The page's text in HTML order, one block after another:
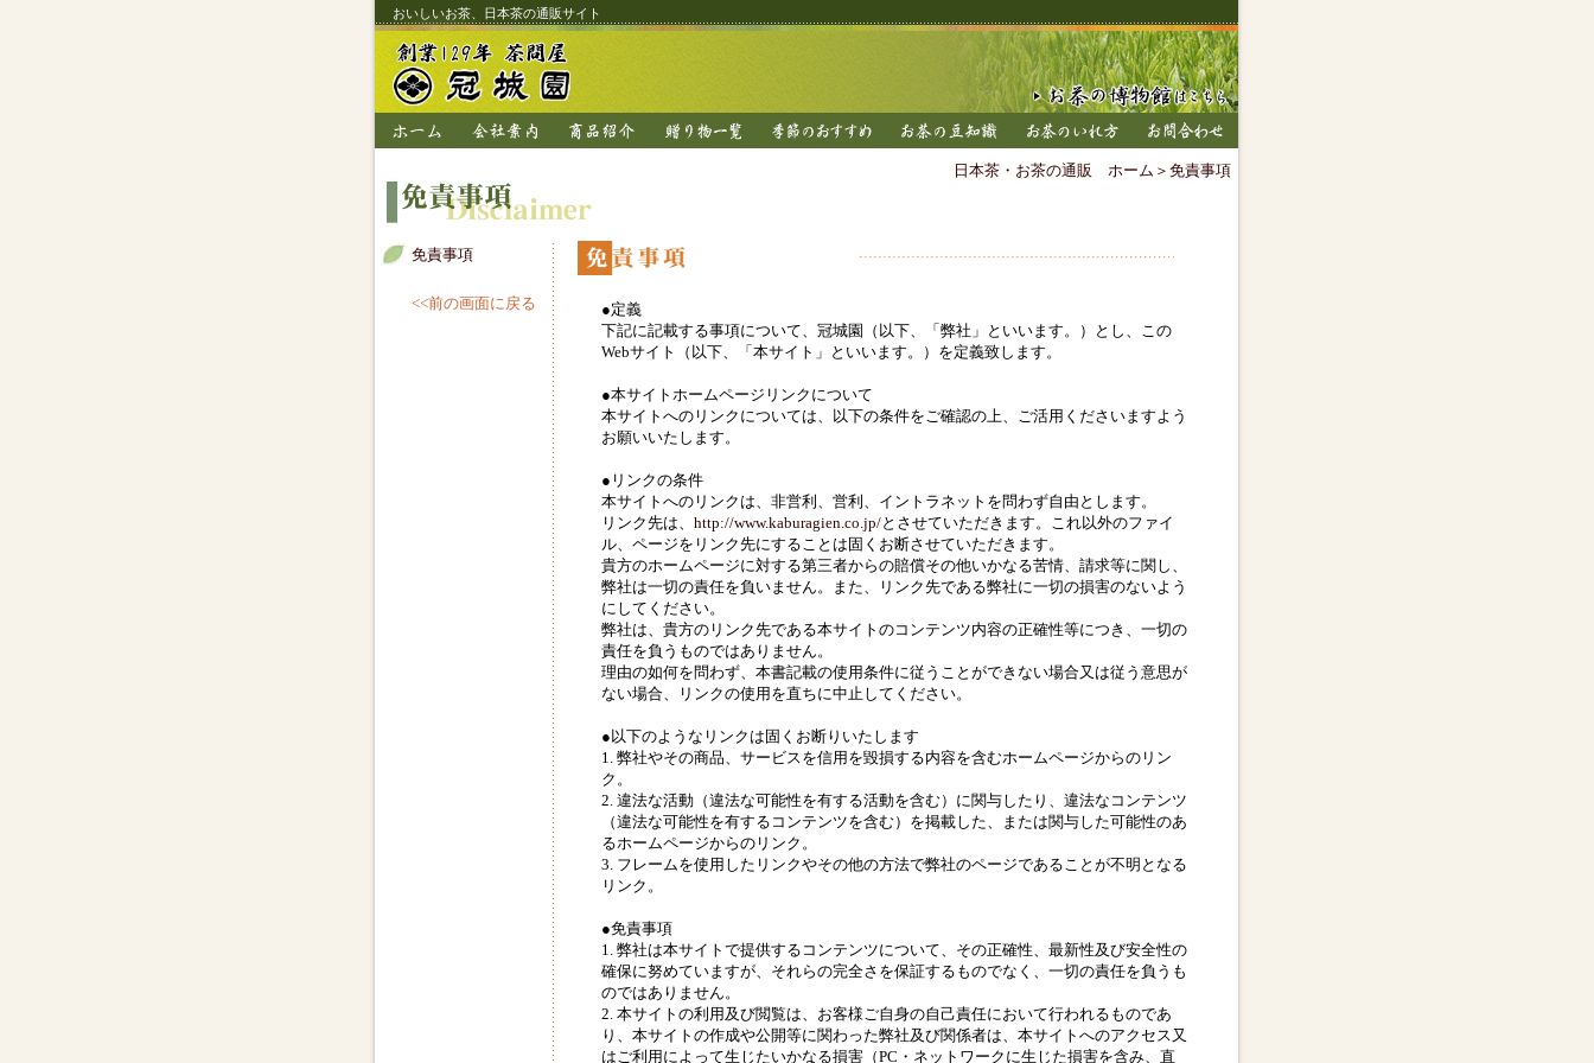
おいしいお茶、日本茶の通販サイト
日本茶・お茶の通販 ホーム ＞免責事項
免責事項
<<前の画面に戻る
●定義
下記に記載する事項について、冠城園（以下、「弊社」といいます。）とし、この
Webサイト（以下、「本サイト」といいます。）を定義致します。
●本サイトホームページリンクについて
本サイトへのリンクについては、以下の条件をご確認の上、ご活用くださいますよう
お願いいたします。
●リンクの条件
本サイトへのリンクは、非営利、営利、イントラネットを問わず自由とします。
リンク先は、 http://www.kaburagien.co.jp/とさせていただきます。これ以外のファイ
ル、ページをリンク先にすることは固くお断させていただきます。
貴方のホームページに対する第三者からの賠償その他いかなる苦情、請求等に関し、
弊社は一切の責任を負いません。また、リンク先である弊社に一切の損害のないよう
にしてください。
弊社は、貴方のリンク先である本サイトのコンテンツ内容の正確性等につき、一切の
責任を負うものではありません。
理由の如何を問わず、本書記載の使用条件に従うことができない場合又は従う意思が
ない場合、リンクの使用を直ちに中止してください。
●以下のようなリンクは固くお断りいたします
1. 弊社やその商品、サービスを信用を毀損する内容を含むホームページからのリン
ク。
2. 違法な活動（違法な可能性を有する活動を含む）に関与したり、違法なコンテンツ
（違法な可能性を有するコンテンツを含む）を掲載した、または関与した可能性のあ
るホームページからのリンク。
3. フレームを使用したリンクやその他の方法で弊社のページであることが不明となる
リンク。
●免責事項
1. 弊社は本サイトで提供するコンテンツについて、その正確性、最新性及び安全性の
確保に努めていますが、それらの完全さを保証するものでなく、一切の責任を負うも
のではありません。
2. 本サイトの利用及び閲覧は、お客様ご自身の自己責任において行われるものであ
り、本サイトの作成や公開等に関わった弊社及び関係者は、本サイトへのアクセス又
はご利用によって生じたいかなる損害（PC・ネットワークに生じた損害を含み、直